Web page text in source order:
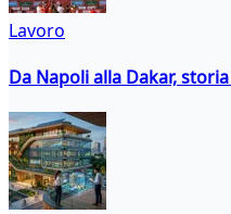
Lavoro
Da Napoli alla Dakar,